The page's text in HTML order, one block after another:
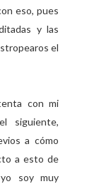
eso, pues
y las
el
con mi
siguiente,
a cómo
a esto de
soy muy